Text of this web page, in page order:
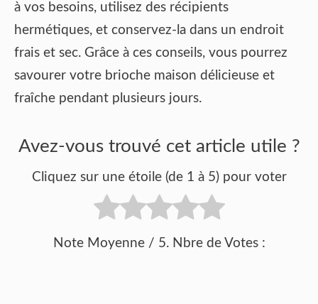
à vos besoins, utilisez des récipients
hermétiques, et conservez-la dans un endroit
frais et sec. Grâce à ces conseils, vous pourrez
savourer votre brioche maison délicieuse et
fraîche pendant plusieurs jours.
Avez-vous trouvé cet article utile ?
Cliquez sur une étoile (de 1 à 5) pour voter
Note Moyenne / 5. Nbre de Votes :